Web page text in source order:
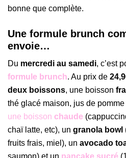
bonne que complète.
Une formule brunch
envoie…
Du mercredi au samedi, c’est
formule brunch. Au prix de
deux boissons, une boisson
thé glacé maison, jus de
une boisson chaude
chaï latte, etc), un granola bowl
fruits frais, miel), un avocado
saumon) et un pancake sucré